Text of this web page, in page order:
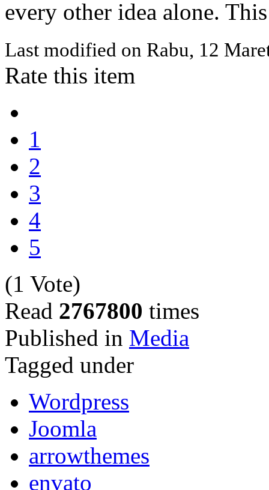
every other idea alone.
Last modified on Rabu, 12
Rate this item
1
2
3
4
5
(1 Vote)
Read 2767800 times
Published in Media
Tagged under
Wordpress
Joomla
arrowthemes
envato